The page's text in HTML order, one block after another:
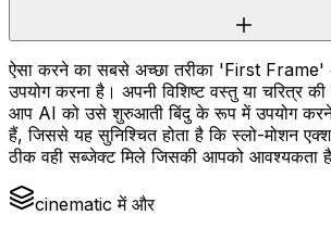
ऐसा करने का सबसे अच्छा तरीका 'First Frame'
उपयोग करना है। अपनी विशिष्ट वस्तु या चरित्र
आप AI को उसे शुरुआती बिंदु के रूप में उपयोग करने
हैं, जिससे यह सुनिश्चित होता है कि स्लो-मोशन
ठीक वही सब्जेक्ट मिले जिसकी आपको आवश्यकता
cinematic में और